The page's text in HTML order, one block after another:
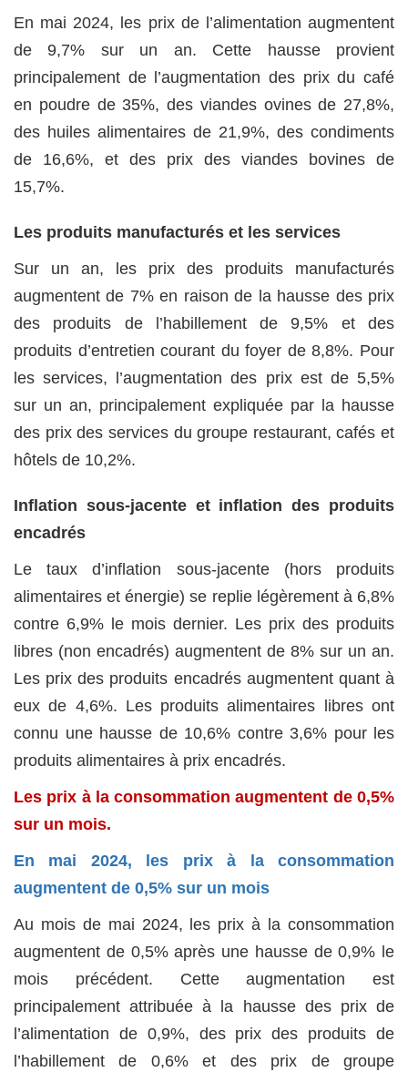
En mai 2024, les prix de l’alimentation augmentent
de 9,7% sur un an. Cette hausse provient
principalement de l’augmentation des prix du café
en poudre de 35%, des viandes ovines de 27,8%,
des huiles alimentaires de 21,9%, des condiments
de 16,6%, et des prix des viandes bovines de
15,7%.
Les produits manufacturés et les services
Sur un an, les prix des produits manufacturés
augmentent de 7% en raison de la hausse des prix
des produits de l’habillement de 9,5% et des
produits d’entretien courant du foyer de 8,8%. Pour
les services, l’augmentation des prix est de 5,5%
sur un an, principalement expliquée par la hausse
des prix des services du groupe restaurant, cafés et
hôtels de 10,2%.
Inflation sous-jacente et inflation des produits
encadrés
Le taux d’inflation sous-jacente (hors produits
alimentaires et énergie) se replie légèrement à 6,8%
contre 6,9% le mois dernier. Les prix des produits
libres (non encadrés) augmentent de 8% sur un an.
Les prix des produits encadrés augmentent quant à
eux de 4,6%. Les produits alimentaires libres ont
connu une hausse de 10,6% contre 3,6% pour les
produits alimentaires à prix encadrés.
Les prix à la consommation augmentent de 0,5%
sur un mois.
En mai 2024, les prix à la consommation
augmentent de 0,5% sur un mois
Au mois de mai 2024, les prix à la consommation
augmentent de 0,5% après une hausse de 0,9% le
mois précédent. Cette augmentation est
principalement attribuée à la hausse des prix de
l’alimentation de 0,9%, des prix des produits de
l’habillement de 0,6% et des prix de groupe